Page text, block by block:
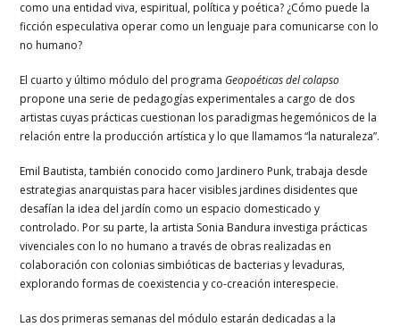
como una entidad viva, espiritual, política y poética? ¿Cómo puede la
ficción especulativa operar como un lenguaje para comunicarse con lo
no humano?
El cuarto y último módulo del programa Geopoéticas del colapso
propone una serie de pedagogías experimentales a cargo de dos
artistas cuyas prácticas cuestionan los paradigmas hegemónicos de la
relación entre la producción artística y lo que llamamos “la naturaleza”.
Emil Bautista, también conocido como Jardinero Punk, trabaja desde
estrategias anarquistas para hacer visibles jardines disidentes que
desafían la idea del jardín como un espacio domesticado y
controlado. Por su parte, la artista Sonia Bandura investiga prácticas
vivenciales con lo no humano a través de obras realizadas en
colaboración con colonias simbióticas de bacterias y levaduras,
explorando formas de coexistencia y co-creación interespecie.
Las dos primeras semanas del módulo estarán dedicadas a la